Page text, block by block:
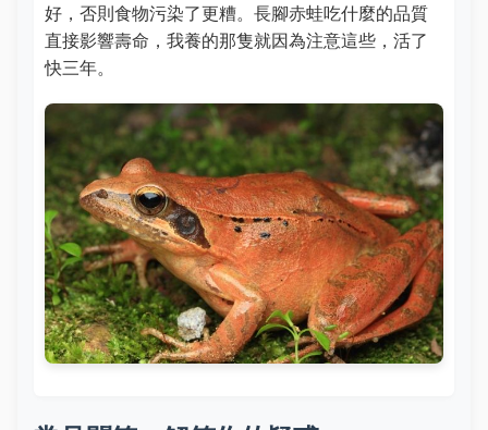
好，否則食物污染了更糟。長腳赤蛙吃什麼的品質
直接影響壽命，我養的那隻就因為注意這些，活了
快三年。